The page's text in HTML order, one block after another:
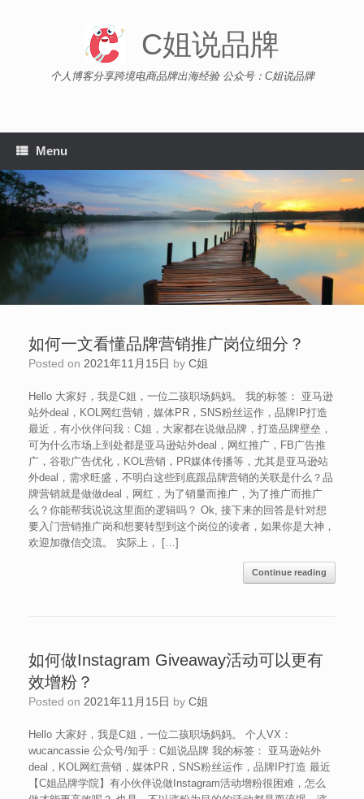
C姐说品牌
个人博客分享跨境电商品牌出海经验 公众号：C姐说品牌
Menu
如何一文看懂品牌营销推广岗位细分？
Posted on 2021年11月15日 by C姐
Hello 大家好，我是C姐，一位二孩职场妈妈。 我的标签： 亚马逊
站外deal，KOL网红营销，媒体PR，SNS粉丝运作，品牌IP打造
最近，有小伙伴问我：C姐，大家都在说做品牌，打造品牌壁垒，
可为什么市场上到处都是亚马逊站外deal，网红推广，FB广告推
广，谷歌广告优化，KOL营销，PR媒体传播等，尤其是亚马逊站
外deal，需求旺盛，不明白这些到底跟品牌营销的关联是什么？品
牌营销就是做做deal，网红，为了销量而推广，为了推广而推广
么？你能帮我说说这里面的逻辑吗？ Ok, 接下来的回答是针对想
要入门营销推广岗和想要转型到这个岗位的读者，如果你是大神，
欢迎加微信交流。 实际上， […]
Continue reading
如何做Instagram Giveaway活动可以更有
效增粉？
Posted on 2021年11月15日 by C姐
Hello 大家好，我是C姐，一位二孩职场妈妈。 个人VX：
wucancassie 公众号/知乎：C姐说品牌 我的标签： 亚马逊站外
deal，KOL网红营销，媒体PR，SNS粉丝运作，品牌IP打造 最近
【C姐品牌学院】有小伙伴说做Instagram活动增粉很困难，怎么